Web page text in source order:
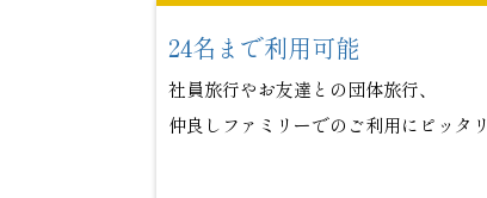
24名まで利用可能
社員旅行やお友達との団体旅行、
仲良しファミリーでのご利用にピッタリ